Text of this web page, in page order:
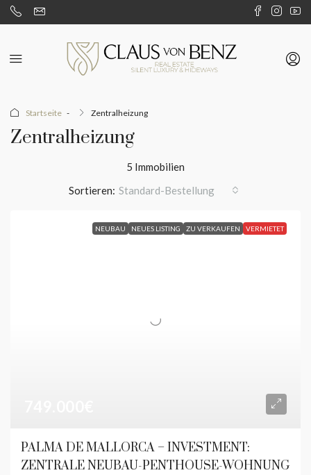
Startseite Zentralheizung
Zentralheizung
5 Immobilien
Sortieren: Standard-Bestellung
NEUBAU NEUES LISTING ZU VERKAUFEN VERMIETET
PALMA DE MALLORCA – INVESTMENT:
ZENTRALE NEUBAU-PENTHOUSE-WOHNUNG